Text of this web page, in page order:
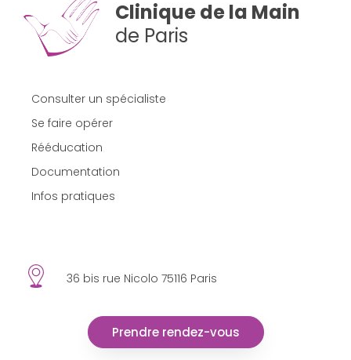
Clinique de la Main
de Paris
Consulter un spécialiste
Se faire opérer
Rééducation
Documentation
Infos pratiques
36 bis rue Nicolo 75116 Paris
Prendre rendez-vous